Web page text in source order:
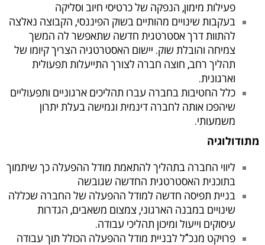
פעילות מימון, הנפקה של כרטיסי חיוב וסליקה
בעקבות שינויים מהותיים בשוק הפיננסי, הקבוצה נאלצה
להתוות דרך אסטרטגית חדשה שתאפשר לה המשך
צמיחה והובלת שוק. יישום האסטרטגיה הצריך קיומו של
תהליך רחב, חוצה חברה לצורך התייעלות תפעולית
וארגונית.
כלל החטיבות בחברה עברו תהליכים ארגוניים ותפעוליים
שיהפכו אותה לחברה דינמית וגמישה בעלת יתרון
משמעותי.
ליווי החברה בתהליך להתאמת מודל ההפעלה כך שיתמוך
בתוכנית האסטרטגית החדשה שגובשה
בניית תפיסה חדשה למודל ההפעלה של החברה שכללה
שינויים במבנה הארגוני, צמצום משאבים, הגדרות
עיסוקים וייעול ומיכון תהליכי עבודה.
פרויקט מנכ”ל לבניית מודל ההפעלה הכולל תוך עבודה